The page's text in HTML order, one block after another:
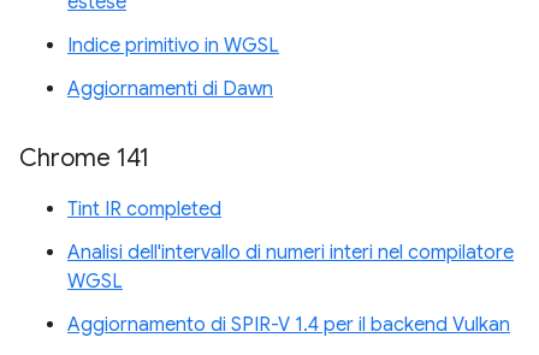
Indice primitivo in WGSL
Aggiornamenti di Dawn
Chrome 141
Tint IR completed
Analisi dell'intervallo di numeri interi nel compilatore
WGSL
Aggiornamento di SPIR-V 1.4 per il backend Vulkan